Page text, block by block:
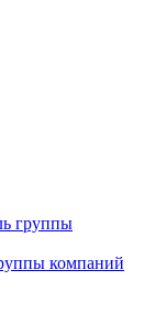
компаний